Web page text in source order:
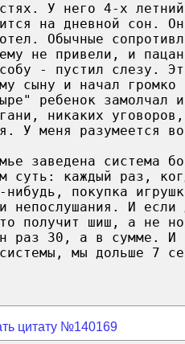
У него 4-х
на дневной сон.
Обычные
не привели, и
- пустил слезу.
сыну и начал
ребенок
никаких
У меня разумеется
заведена система
суть: каждый раз,
нибудь, покупка
непослушания. И если
получит шиш, а не
раз 30, а в сумме. И
мы дольше 7
цитату №140169